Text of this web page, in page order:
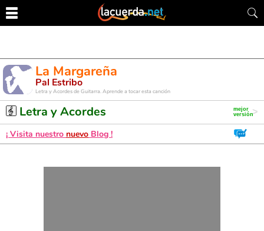
La Margareña
Pal Estribo
Letra y Acordes de Guitarra. Aprende a tocar esta canción
Letra y Acordes
¡ Visita nuestro nuevo Blog !